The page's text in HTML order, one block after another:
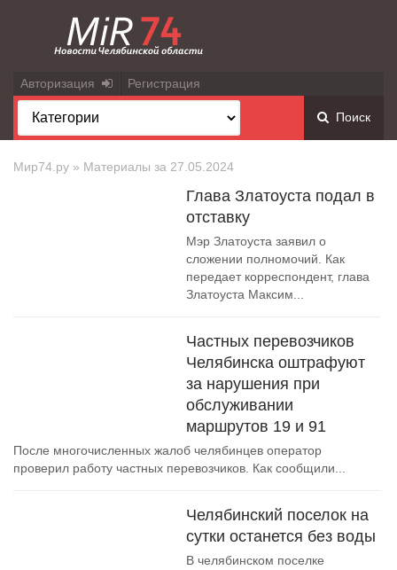
Авторизация Регистрация
Поиск
Мир74.ру » Материалы за 27.05.2024
Глава Златоуста подал в
отставку
Мэр Златоуста заявил о
сложении полномочий. Как
передает корреспондент, глава
Златоуста Максим...
Частных перевозчиков
Челябинска оштрафуют
за нарушения при
обслуживании
маршрутов 19 и 91
После многочисленных жалоб челябинцев оператор
проверил работу частных перевозчиков. Как сообщили...
Челябинский поселок на
сутки останется без воды
В челябинском поселке